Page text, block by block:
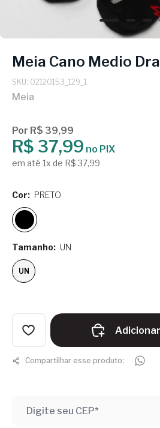
Meia Cano Medio
SKU: 02120153_129_1
Meia
Por R$ 39,99
R$ 37,99 no PIX
em até 1x de R$ 37,99
Tamanho: UN
UN
Cor: PRETO
Compartilhar esse produto: